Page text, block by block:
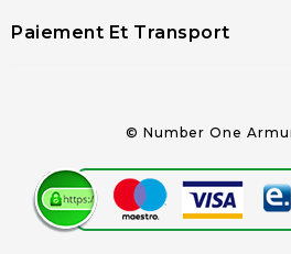
Paiement Et Transport
© Number One